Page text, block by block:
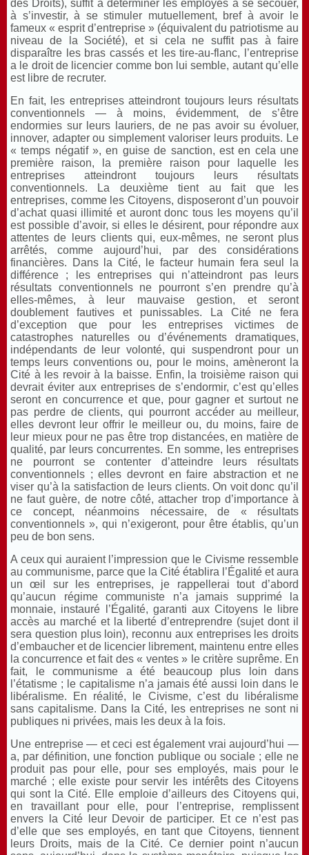
des Droits), suffit à déterminer les employés à se secouer,
à s’investir, à se stimuler mutuellement, bref à avoir le
fameux « esprit d’entreprise » (équivalent du patriotisme au
niveau de la Société), et si cela ne suffit pas à faire
disparaître les bras cassés et les tire-au-flanc, l’entreprise
a le droit de licencier comme bon lui semble, autant qu’elle
est libre de recruter.
En fait, les entreprises atteindront toujours leurs résultats
conventionnels — à moins, évidemment, de s’être
endormies sur leurs lauriers, de ne pas avoir su évoluer,
innover, adapter ou simplement valoriser leurs produits. Le
« temps négatif », en guise de sanction, est en cela une
première raison, la première raison pour laquelle les
entreprises atteindront toujours leurs résultats
conventionnels. La deuxième tient au fait que les
entreprises, comme les Citoyens, disposeront d’un pouvoir
d’achat quasi illimité et auront donc tous les moyens qu’il
est possible d’avoir, si elles le désirent, pour répondre aux
attentes de leurs clients qui, eux-mêmes, ne seront plus
arrêtés, comme aujourd’hui, par des considérations
financières. Dans la Cité, le facteur humain fera seul la
différence ; les entreprises qui n’atteindront pas leurs
résultats conventionnels ne pourront s’en prendre qu’à
elles-mêmes, à leur mauvaise gestion, et seront
doublement fautives et punissables. La Cité ne fera
d’exception que pour les entreprises victimes de
catastrophes naturelles ou d’événements dramatiques,
indépendants de leur volonté, qui suspendront pour un
temps leurs conventions ou, pour le moins, amèneront la
Cité à les revoir à la baisse. Enfin, la troisième raison qui
devrait éviter aux entreprises de s’endormir, c’est qu’elles
seront en concurrence et que, pour gagner et surtout ne
pas perdre de clients, qui pourront accéder au meilleur,
elles devront leur offrir le meilleur ou, du moins, faire de
leur mieux pour ne pas être trop distancées, en matière de
qualité, par leurs concurrentes. En somme, les entreprises
ne pourront se contenter d’atteindre leurs résultats
conventionnels ; elles devront en faire abstraction et ne
viser qu’à la satisfaction de leurs clients. On voit donc qu’il
ne faut guère, de notre côté, attacher trop d’importance à
ce concept, néanmoins nécessaire, de « résultats
conventionnels », qui n’exigeront, pour être établis, qu’un
peu de bon sens.
A ceux qui auraient l’impression que le Civisme ressemble
au communisme, parce que la Cité établira l’Égalité et aura
un œil sur les entreprises, je rappellerai tout d’abord
qu’aucun régime communiste n’a jamais supprimé la
monnaie, instauré l’Égalité, garanti aux Citoyens le libre
accès au marché et la liberté d’entreprendre (sujet dont il
sera question plus loin), reconnu aux entreprises les droits
d’embaucher et de licencier librement, maintenu entre elles
la concurrence et fait des « ventes » le critère suprême. En
fait, le communisme a été beaucoup plus loin dans
l’étatisme ; le capitalisme n’a jamais été aussi loin dans le
libéralisme. En réalité, le Civisme, c’est du libéralisme
sans capitalisme. Dans la Cité, les entreprises ne sont ni
publiques ni privées, mais les deux à la fois.
Une entreprise — et ceci est également vrai aujourd’hui —
a, par définition, une fonction publique ou sociale ; elle ne
produit pas pour elle, pour ses employés, mais pour le
marché ; elle existe pour servir les intérêts des Citoyens
qui sont la Cité. Elle emploie d’ailleurs des Citoyens qui,
en travaillant pour elle, pour l’entreprise, remplissent
envers la Cité leur Devoir de participer. Et ce n’est pas
d’elle que ses employés, en tant que Citoyens, tiennent
leurs Droits, mais de la Cité. Ce dernier point n’aucun